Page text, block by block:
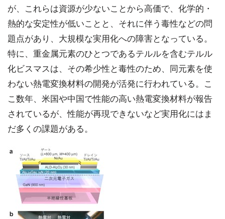
が、これらは資源が少ないことから高価で、化学的・
熱的な安定性が低いことと、それに伴う毒性などの問
題点があり、大規模な実用化への障害となっている。
特に、重金属元素のひとつであるテルルを含むテルル
化ビスマスは、その希少性と毒性のため、同元素を使
わない熱電変換材料の開発が活発に行われている。こ
こ数年、米国や中国で性能の高い熱電変換材料が報告
されているが、性能が再現できないなど実用化にはま
だ多くの課題がある。